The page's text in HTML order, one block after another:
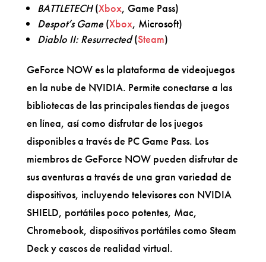
BATTLETECH(Xbox, Game Pass)
Despot’s Game(Xbox, Microsoft)
Diablo II: Resurrected(Steam)
GeForce NOW es la plataforma de videojuegos
en la nube de NVIDIA. Permite conectarse a las
bibliotecas de las principales tiendas de juegos
en línea, así como disfrutar de los juegos
disponibles a través de PC Game Pass. Los
miembros de GeForce NOW pueden disfrutar de
sus aventuras a través de una gran variedad de
dispositivos, incluyendo televisores con NVIDIA
SHIELD, portátiles poco potentes, Mac,
Chromebook, dispositivos portátiles como Steam
Deck y cascos de realidad virtual.